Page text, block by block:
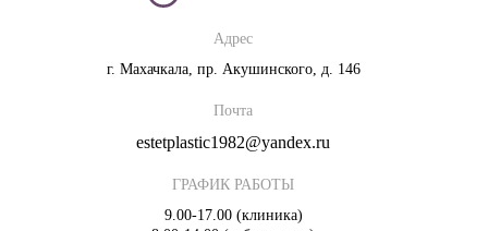
Адрес
г. Махачкала, пр. Акушинского, д. 146
Почта
estetplastic1982@yandex.ru
ГРАФИК РАБОТЫ
9.00-17.00 (клиника)